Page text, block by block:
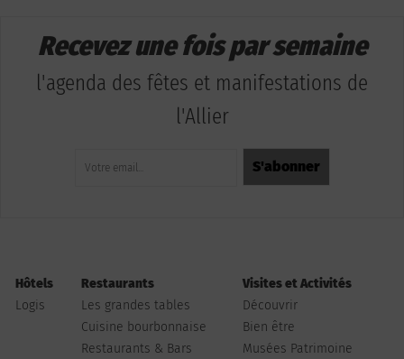
Recevez une fois par semaine
l'agenda des fêtes et manifestations de
l'Allier
Hôtels
Logis
Restaurants
Les grandes tables
Cuisine bourbonnaise
Restaurants & Bars
Visites et Activités
Découvrir
Bien être
Musées Patrimoine